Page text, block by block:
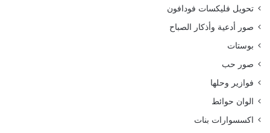
تحويل فليكسات فودافون
صور أدعية وأذكار الصباح
بوستات
صور حب
فوازير وحلها
الوان حوائط
اكسسوارات بنات